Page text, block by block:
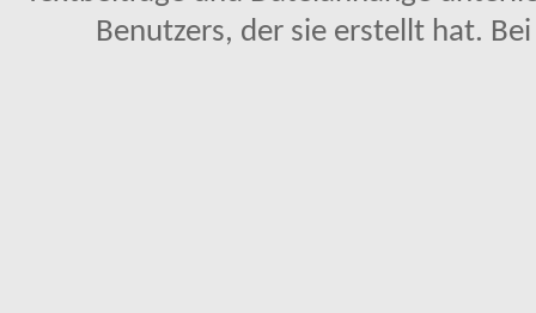
Benutzers, der sie erstellt hat.